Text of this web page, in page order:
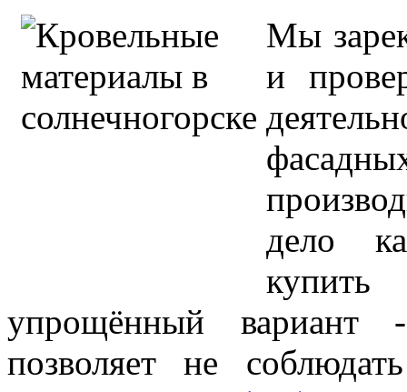
Мы
и
дело
упрощённый
позволяет не